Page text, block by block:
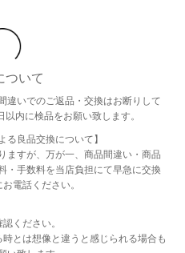
ついて
違いでのご返品・交換はお断りして
内に検品をお願い致します。
る良品交換について】
ますが、万が一、商品間違い・商品
・手数料を当店負担にて早急に交換
電話ください。
ください。
とは想像と違うと感じられる場合も